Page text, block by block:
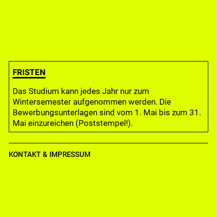
FRISTEN
Das Studium kann jedes Jahr nur zum
Wintersemester aufgenommen werden. Die
Bewerbungsunterlagen sind vom 1. Mai bis zum 31.
Mai einzureichen (Poststempel!).
KONTAKT & IMPRESSUM